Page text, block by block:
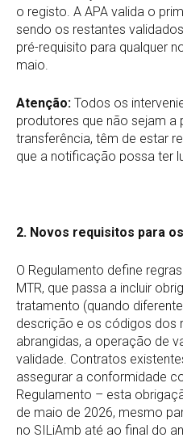
o registo. A APA valida o
sendo os restantes
pré-requisito para qualquer
maio.
Atenção: Todos os
produtores que não sejam a
transferência, têm de estar
que a notificação possa ter
2. Novos requisitos para
O Regulamento define
MTR, que passa a incluir
tratamento (quando
descrição e os códigos dos
abrangidas, a operação de
validade. Contratos
assegurar a conformidade
Regulamento – esta
de maio de 2026, mesmo
no SILiAmb até ao final do